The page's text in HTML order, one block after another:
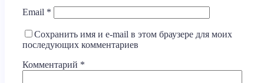
Email *
Сохранить имя и e-mail в этом браузере для моих
последующих комментариев
Комментарий *